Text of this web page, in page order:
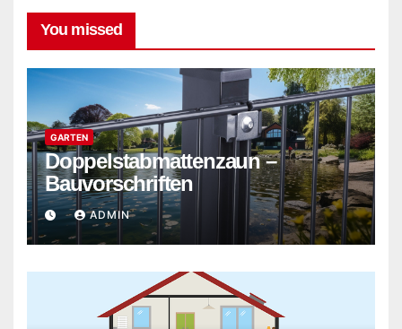
You missed
GARTEN
Doppelstabmattenzaun –
Bauvorschriften
ADMIN